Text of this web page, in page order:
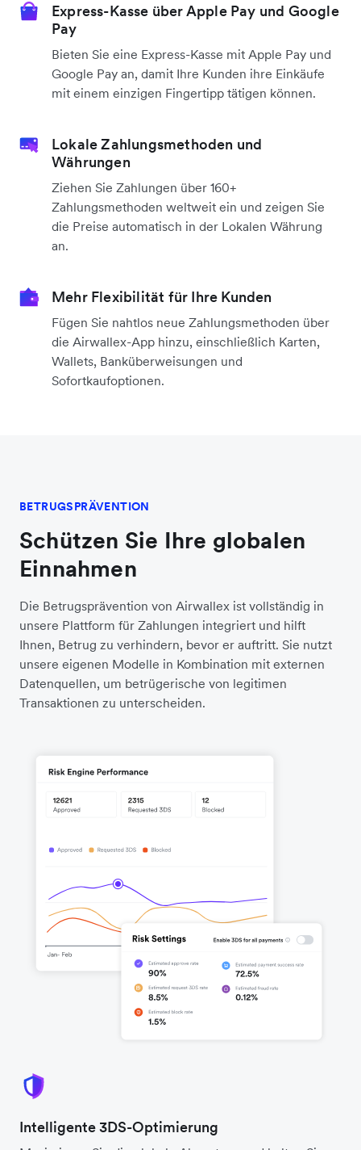
Express-Kasse über Apple Pay und Google
Pay
Bieten Sie eine Express-Kasse mit Apple Pay und
Google Pay an, damit Ihre Kunden ihre Einkäufe
mit einem einzigen Fingertipp tätigen können.
Lokale Zahlungsmethoden und
Währungen
Ziehen Sie Zahlungen über 160+
Zahlungsmethoden weltweit ein und zeigen Sie
die Preise automatisch in der Lokalen Währung
an.
Mehr Flexibilität für Ihre Kunden
Fügen Sie nahtlos neue Zahlungsmethoden über
die Airwallex-App hinzu, einschließlich Karten,
Wallets, Banküberweisungen und
Sofortkaufoptionen.
BETRUGSPRÄVENTION
Schützen Sie Ihre globalen
Einnahmen
Die Betrugsprävention von Airwallex ist vollständig in
unsere Plattform für Zahlungen integriert und hilft
Ihnen, Betrug zu verhindern, bevor er auftritt. Sie nutzt
unsere eigenen Modelle in Kombination mit externen
Datenquellen, um betrügerische von legitimen
Transaktionen zu unterscheiden.
Intelligente 3DS-Optimierung